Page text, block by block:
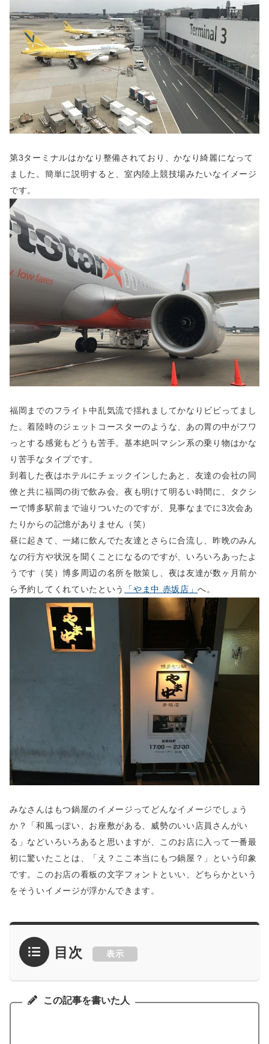
第3ターミナルはかなり整備されており、かなり綺麗になって
ました。簡単に説明すると、室内陸上競技場みたいなイメージ
です。
福岡までのフライト中乱気流で揺れましてかなりビビってまし
た。着陸時のジェットコースターのような、あの胃の中がフワ
っとする感覚もどうも苦手。基本絶叫マシン系の乗り物はかな
り苦手なタイプです。
到着した夜はホテルにチェックインしたあと、友達の会社の同
僚と共に福岡の街で飲み会。夜も明けて明るい時間に、タクシ
ーで博多駅前まで辿りついたのですが、見事なまでに3次会あ
たりからの記憶がありません（笑）
昼に起きて、一緒に飲んでた友達とさらに合流し、昨晩のみん
なの行方や状況を聞くことになるのですが、いろいろあったよ
うです（笑）博多周辺の名所を散策し、夜は友達が数ヶ月前か
ら予約してくれていたという
「やま中 赤坂店」へ。
みなさんはもつ鍋屋のイメージってどんなイメージでしょう
か？「和風っぽい、お座敷がある、威勢のいい店員さんがい
る」などいろいろあると思いますが、このお店に入って一番最
初に驚いたことは、「え？ここ本当にもつ鍋屋？」という印象
です。このお店の看板の文字フォントといい、どちらかという
をそういイメージが浮かんできます。
目次 表示
この記事を書いた人